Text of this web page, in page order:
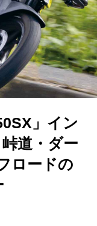
」イン
道・ダー
ロードの